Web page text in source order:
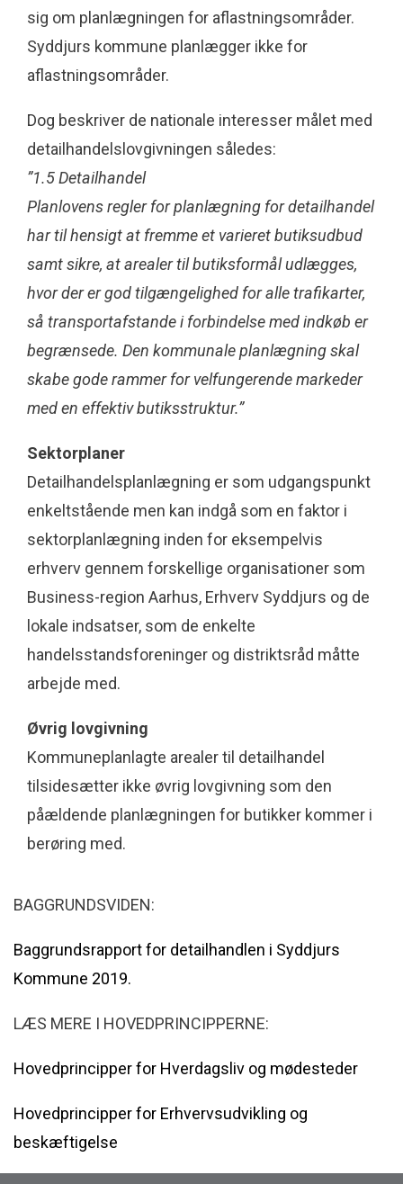
sig om planlægningen for aflastningsområder.
Syddjurs kommune planlægger ikke for
aflastningsområder.
Dog beskriver de nationale interesser målet med
detailhandelslovgivningen således:
”1.5 Detailhandel
Planlovens regler for planlægning for detailhandel
har til hensigt at fremme et varieret butiksudbud
samt sikre, at arealer til butiksformål udlægges,
hvor der er god tilgængelighed for alle trafikarter,
så transportafstande i forbindelse med indkøb er
begrænsede. Den kommunale planlægning skal
skabe gode rammer for velfungerende markeder
med en effektiv butiksstruktur.”
Sektorplaner
Detailhandelsplanlægning er som udgangspunkt
enkeltstående men kan indgå som en faktor i
sektorplanlægning inden for eksempelvis
erhverv gennem forskellige organisationer som
Business-region Aarhus, Erhverv Syddjurs og de
lokale indsatser, som de enkelte
handelsstandsforeninger og distriktsråd måtte
arbejde med.
Øvrig lovgivning
Kommuneplanlagte arealer til detailhandel
tilsidesætter ikke øvrig lovgivning som den
påældende planlægningen for butikker kommer i
berøring med.
BAGGRUNDSVIDEN:
Baggrundsrapport for detailhandlen i Syddjurs
Kommune 2019.
LÆS MERE I HOVEDPRINCIPPERNE:
Hovedprincipper for Hverdagsliv og mødesteder
Hovedprincipper for Erhvervsudvikling og
beskæftigelse